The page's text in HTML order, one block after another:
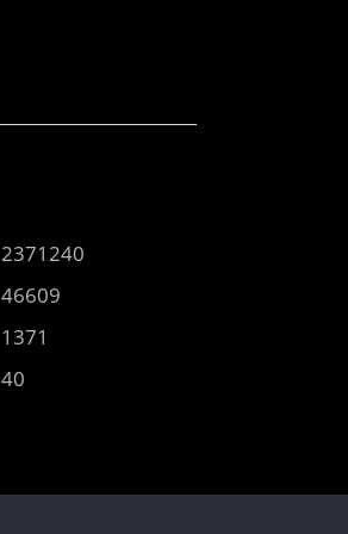
40
2371240
46609
1371